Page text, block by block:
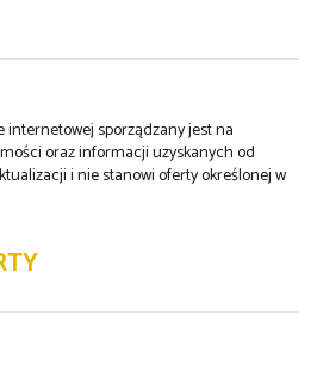
sporządzany jest na
oraz informacji uzyskanych od
i nie stanowi oferty określonej w